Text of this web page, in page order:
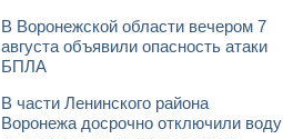
В Воронежской области вечером 7
августа объявили опасность атаки
БПЛА
В части Ленинского района
Воронежа досрочно отключили воду